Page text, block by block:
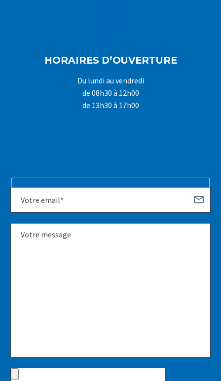
HORAIRES D’OUVERTURE
Du lundi au vendredi
de 08h30 à 12h00
de 13h30 à 17h00
Hidden
fields